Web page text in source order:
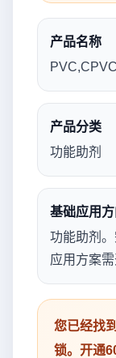
产品名称
产品分类
功能助剂
基础应用方
功能助剂
应用方案需
您已经找
锁。开通